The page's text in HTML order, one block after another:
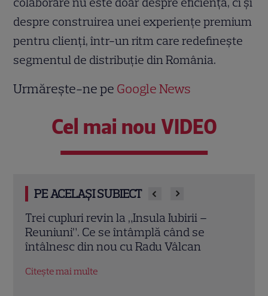
despre construirea unei experiențe premium
pentru clienți, într-un ritm care redefinește
segmentul de distribuție din România.
Urmărește-ne pe Google News
Cel mai nou VIDEO
PE ACELAȘI SUBIECT
Cheloo, declarație neașteptată înainte
de Asia Express: „Cred că e singura
chestie la care m-am gândit”
Citește mai multe